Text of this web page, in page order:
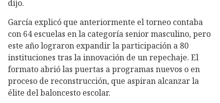
dijo.
García explicó que anteriormente el torneo contaba
con 64 escuelas en la categoría senior masculino, pero
este año lograron expandir la participación a 80
instituciones tras la innovación de un repechaje. El
formato abrió las puertas a programas nuevos o en
proceso de reconstrucción, que aspiran alcanzar la
élite del baloncesto escolar.